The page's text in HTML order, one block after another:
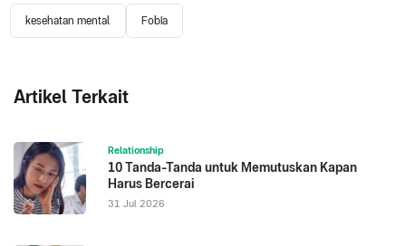
kesehatan mental Fobia
Artikel Terkait
Relationship
10 Tanda-Tanda untuk Memutuskan Kapan
Harus Bercerai
31 Jul 2026